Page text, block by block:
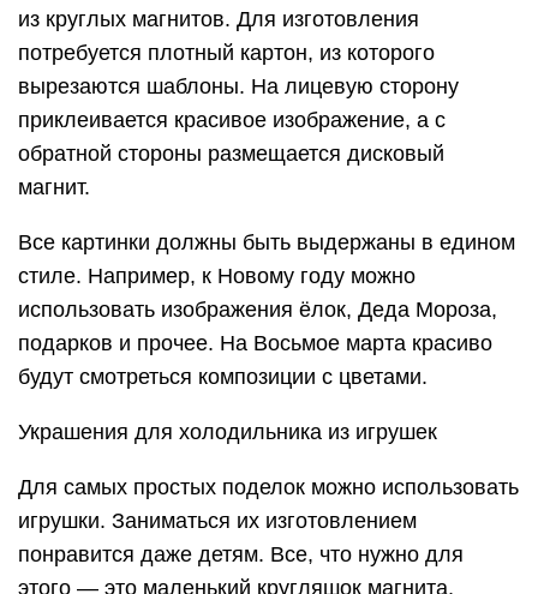
из круглых магнитов. Для изготовления
потребуется плотный картон, из которого
вырезаются шаблоны. На лицевую сторону
приклеивается красивое изображение, а с
обратной стороны размещается дисковый
магнит.
Все картинки должны быть выдержаны в едином
стиле. Например, к Новому году можно
использовать изображения ёлок, Деда Мороза,
подарков и прочее. На Восьмое марта красиво
будут смотреться композиции с цветами.
Украшения для холодильника из игрушек
Для самых простых поделок можно использовать
игрушки. Заниматься их изготовлением
понравится даже детям. Все, что нужно для
этого — это маленький кругляшок магнита,